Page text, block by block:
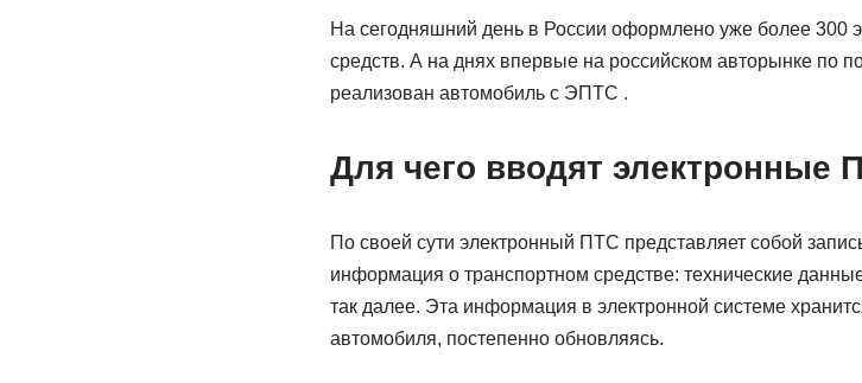
На сегодняшний день в России оформлено уже более 300
средств. А на днях впервые на российском авторынке по
реализован автомобиль с ЭПТС .
Для чего вводят электронные
По своей сути электронный ПТС представляет собой
информация о транспортном средстве: технические
так далее. Эта информация в электронной системе
автомобиля, постепенно обновляясь.